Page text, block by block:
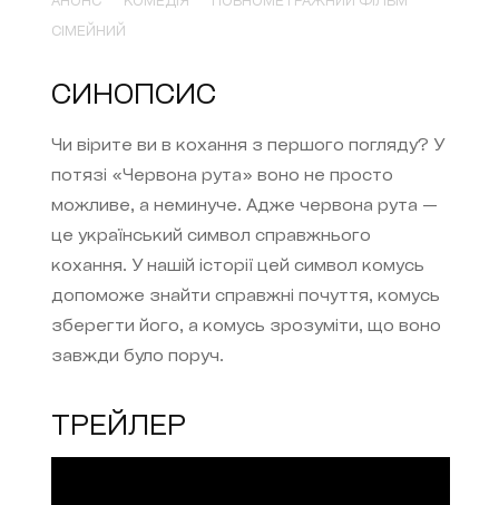
СІМЕЙНИЙ
СИНОПСИС
Чи вірите ви в кохання з першого погляду? У
потязі «Червона рута» воно не просто
можливе, а неминуче. Адже червона рута —
це український символ справжнього
кохання. У нашій історії цей символ комусь
допоможе знайти справжні почуття, комусь
зберегти його, а комусь зрозуміти, що воно
завжди було поруч.
ТРЕЙЛЕР